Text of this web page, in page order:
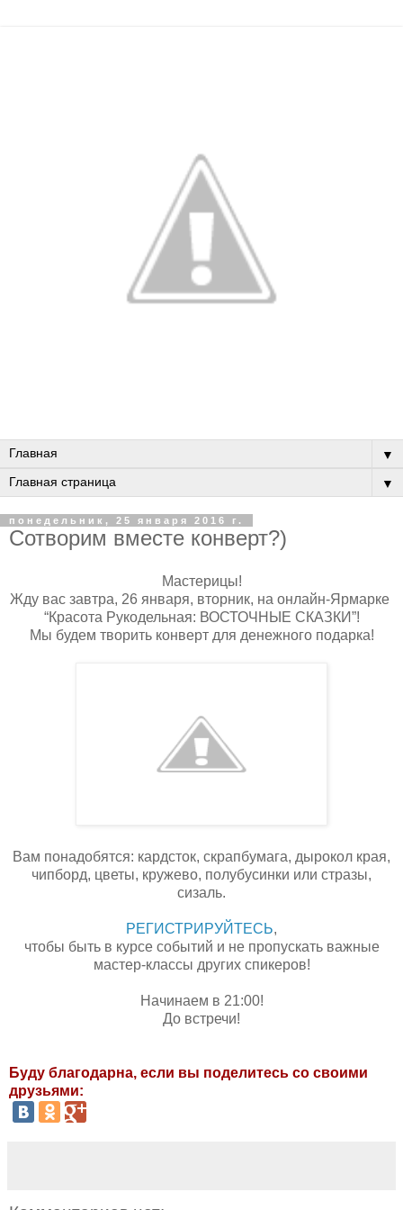
▼
▼
понедельник, 25 января 2016 г.
Сотворим вместе конверт?)
Мастерицы!
Жду вас завтра, 26 января, вторник, на онлайн-Ярмарке
“Красота Рукодельная: ВОСТОЧНЫЕ СКАЗКИ”!
Мы будем творить конверт для денежного подарка!
Вам понадобятся: кардсток, скрапбумага, дырокол края,
чипборд, цветы, кружево, полубусинки или стразы,
сизаль.
РЕГИСТРИРУЙТЕСЬ,
чтобы быть в курсе событий и не пропускать важные
мастер-классы других спикеров!
Начинаем в 21:00!
До встречи!
Буду благодарна, если вы поделитесь со своими
друзьями: